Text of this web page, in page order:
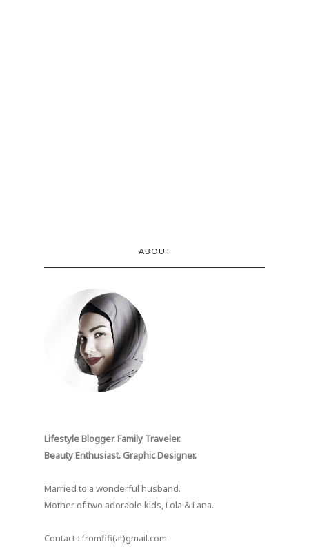
ABOUT
Lifestyle Blogger. Family Traveler.
Beauty Enthusiast. Graphic Designer.
Married to a wonderful husband.
Mother of two adorable kids, Lola & Lana.
Contact : fromfifi(at)gmail.com